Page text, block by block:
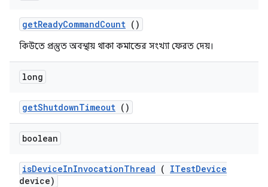
getReadyCommandCount ()
কিউতে প্রস্তুত অবস্থায় থাকা কমান্ডের সংখ্যা ফেরত দেয়।
long
getShutdownTimeout ()
boolean
isDeviceInInvocationThread ( ITestDevice
device)